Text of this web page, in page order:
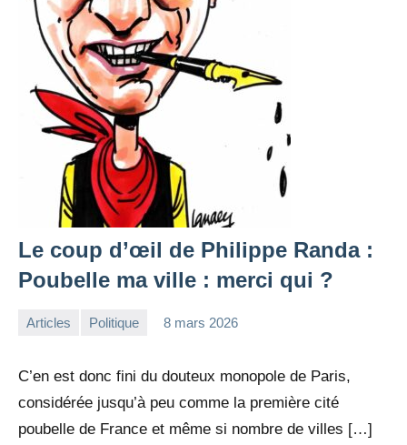
Le coup d’œil de Philippe Randa :
Poubelle ma ville : merci qui ?
Articles Politique 8 mars 2026
C’en est donc fini du douteux monopole de Paris,
considérée jusqu’à peu comme la première cité
poubelle de France et même si nombre de villes […]